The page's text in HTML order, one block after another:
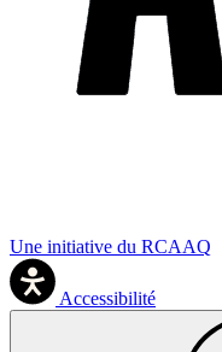
Une initiative du RCAAQ
Accessibilité